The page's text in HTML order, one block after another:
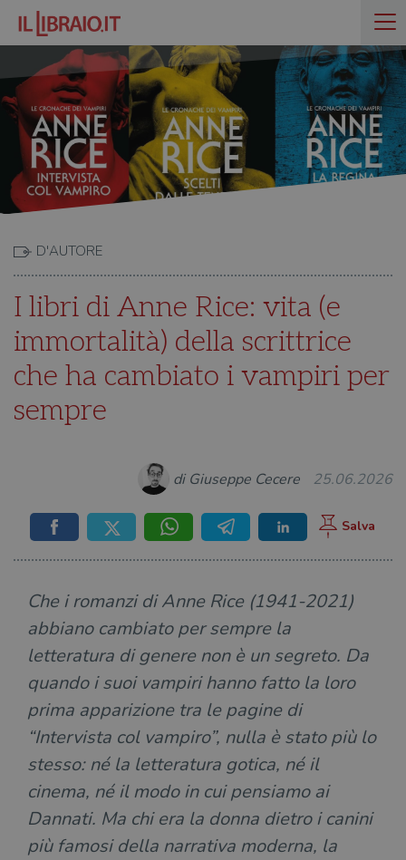
D'AUTORE
I libri di Anne Rice: vita (e
immortalità) della scrittrice
che ha cambiato i vampiri per
sempre
di Giuseppe Cecere 25.06.2026
Che i romanzi di Anne Rice (1941-2021)
abbiano cambiato per sempre la
letteratura di genere non è un segreto. Da
quando i suoi vampiri hanno fatto la loro
prima apparizione tra le pagine di
“Intervista col vampiro”, nulla è stato più lo
stesso: né la letteratura gotica, né il
cinema, né il modo in cui pensiamo ai
Dannati. Ma chi era la donna dietro i canini
più famosi della narrativa moderna, la